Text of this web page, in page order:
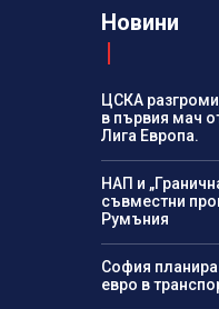
Новини
ЦСКА
в първия мач
Лига Европа.
НАП и
съвместни
Румъния
София
евро в